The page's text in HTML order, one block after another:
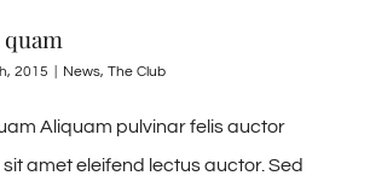
2015 News, The Club
Aliquam pulvinar felis auctor
amet eleifend lectus auctor. Sed